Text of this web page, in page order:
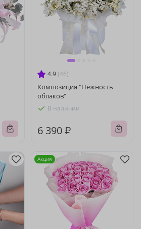
4.9 (46)
Композиция "Нежность
облаков"
В наличии
6 390 ₽
Акция